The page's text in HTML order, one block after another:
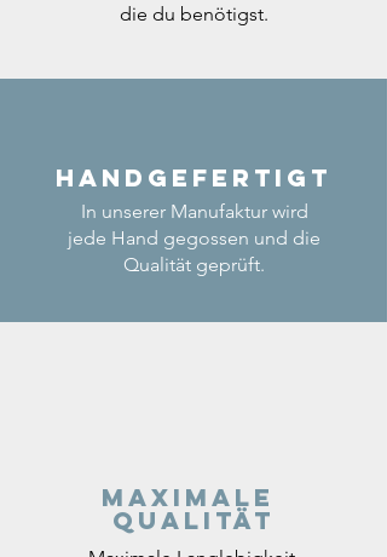
die du benötigst.
Handgefertigt
In unserer Manufaktur wird
jede Hand gegossen und die
Qualität geprüft.
Maximale
Qualität